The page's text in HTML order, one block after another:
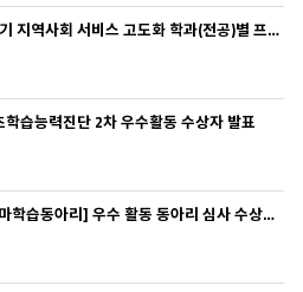
[글로컬진로지원센터]2026-1학기 지역사회 서비스 고도화 학과(전공)별 프로그램 2차 ..
습능력진단 2차 우수활동 수상자 발표
[교수학습지원센터] 2026-1 [비마학습동아리] 우수 활동 동아리 심사 수상자 발표